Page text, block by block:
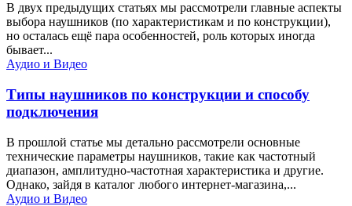
В двух предыдущих статьях мы рассмотрели главные аспекты
выбора наушников (по характеристикам и по конструкции),
но осталась ещё пара особенностей, роль которых иногда
бывает...
Аудио и Видео
Типы наушников по конструкции и способу
подключения
В прошлой статье мы детально рассмотрели основные
технические параметры наушников, такие как частотный
диапазон, амплитудно-частотная характеристика и другие.
Однако, зайдя в каталог любого интернет-магазина,...
Аудио и Видео